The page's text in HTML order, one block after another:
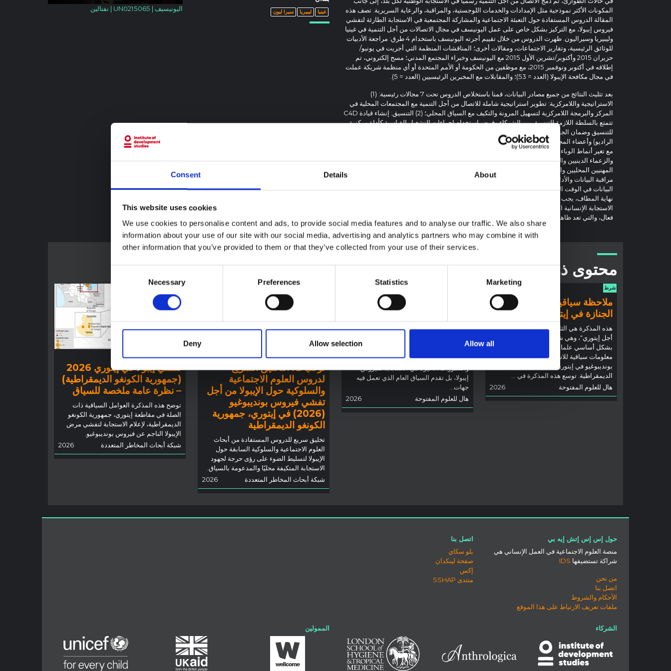
Consent Details About
This website uses cookies
We use cookies to personalise content and ads, to provide social media features and to analyse our traffic. We also share
information about your use of our site with our social media, advertising and analytics partners who may combine it with
other information that you’ve provided to them or that they’ve collected from your use of their services.
Selection
Necessary Preferences Statistics Marketing
Deny Allow selection Allow all
المكونات الأكثر نموذجية مثل الإمدادات والخدمات اللوجستية، والمراقبة، والرعاية السريرية. تصف هذه
المقالة الدروس المستفادة حول التعبئة الاجتماعية والمشاركة المجتمعية في الاستجابة الطارئة لتفشي
فيروس إيبولا، مع التركيز بشكل خاص على عمل اليونيسف في مجال الاتصالات من أجل التنمية في غينيا
وليبيريا وسيراليون. ظهرت الدروس من خلال تقييم أجرته اليونيسف باستخدام 4 طرق: مراجعة الأدبيات
للوثائق الرئيسية، وتقارير الاجتماعات، ومقالات أخرى؛ المناقشات المنظمة التي أجريت في يونيو/
حزيران 2015 وأكتوبر/تشرين الأول 2015 مع اليونيسف وخبراء المجتمع المدني؛ مسح إلكتروني، تم
إطلاقه في أكتوبر ونوفمبر 2015، مع موظفين من الحكومة أو الأمم المتحدة أو أي منظمة شريكة عملت
في مجال مكافحة الإيبولا (العدد = 53)؛ والمقابلات مع المخبرين الرئيسيين (العدد = 5).
بعد تثليث النتائج من جميع مصادر البيانات، قمنا باستخلاص الدروس تحت 7 مجالات رئيسية: (1)
الاستراتيجية واللامركزية: تطوير استراتيجية شاملة للاتصال من أجل التنمية مع المجتمعات المحلية في
المركز والبرمجة اللامركزية لتسهيل المرونة والتكيف مع السياق المحلي؛ (2) التنسيق: إنشاء قيادة C4D
تتمتع بالسلطة اللازمة للتنسيق بين الشركاء وفرض استخدام إجراءات التشغيل القياسية كأداة مركزية
مع تغير أنماط الوباء بمرور الوقت؛ (5) الشراكات: الاستثمار في شراكات استراتيجية مع المجتمع
والزعماء الدينيين والصحفيين ومحطات الراديو والمنظمات الشريكة؛ (6) بناء القدرات: دعم شبكة من
مراقبة البيانات والأداء: إنشاء عملية واضحة للاتصال من أجل التنمية ومؤشرات التأثير والسعي لتحليل
البيانات في الوقت الفعلي وتقديم ردود فعل سريعة للمجتمعات والسلطات لإرشاد عملية صنع القرار. في
نهاية المطاف، يجب وضع الاتصالات والمشاركة المجتمعية والتعبئة الاجتماعية رسميًا ضمن هيكل
الاستجابة الإنسانية العالمية مع التمويل المناسب لدعم حالات الطوارئ الصحية العامة المستقبلية بشكل
فعال، والتي تعد ظاهرة اجتماعية بقدر ما هي ظاهرة صحية.
غينيا ليبيريا سيرا ليون اليونيسيف | UN0215065 | نفتالين
محتوى ذو صلة
شرط
ملاحظة سياقية: ممارسات
الجنازة في إيتوري
هذه المذكرة هي الثانية التي ينتجها "التجمع من
أجل إيتوري"، وهي شبكة غير رسمية يقودها
بشكل أساسي علماء اجتماعيون يقدمون
معلومات سياقية للاستجابة لتفشي إيبولا
بونديبوغيو في إيتوري، شرق جمهورية الكونغو
الديمقراطية. توسع هذه المذكرة في ...
هال للعلوم المفتوحة
2026
ملاحظة سياقية حول تفشي
إيبولا بونديبوغيو في إيتوري
(2026)
تقدم هذه المذكرة خلفية سياقية حول مقاطعة
إيتوري، التي تتأثر حاليًا بتفشي فيروس إيبولا
بوندييبوغيو. لا تتناول المذكرة مباشرة الأخبار
والتطورات الأخيرة في الاستجابة لفيروس
إيبولا، بل تقدم السياق العام الذي تعمل فيه
جهات...
هال للعلوم المفتوحة
2026
توصيات: التخليق السريع
لدروس العلوم الاجتماعية
والسلوكية حول الإيبولا من أجل
تفشي فيروس بونديبوغيو
(2026) في إيتوري، جمهورية
الكونغو الديمقراطية
تخليق سريع للدروس المستفادة من أبحاث
العلوم الاجتماعية والسلوكية السابقة حول
الإيبولا لتسليط الضوء على رؤى حرجة لجهود
الاستجابة المتكيفة محليًا والمدعومة بالسياق.
شبكة أبحاث المخاطر المتعددة
2026
تفشي إيبولا في إيتوري 2026
(جمهورية الكونغو الديمقراطية)
– نظرة عامة ملخصة للسياق
توضح هذه المذكرة العوامل السياقية ذات
الصلة في مقاطعة إيتوري، جمهورية الكونغو
الديمقراطية، لإعلام الاستجابة لتفشي مرض
الإيبولا الناجم عن فيروس بونديبوغيو.
شبكة أبحاث المخاطر المتعددة
2026
حول إس إس إتش إيه بي
منصة العلوم الاجتماعية في العمل الإنساني هي
شراكة تستضيفها IDS
من نحن
اتصل بنا
الأحكام والشروط
ملفات تعريف الارتباط على هذا الموقع
اتصل بنا
بلو سكاي
صفحة لينكدان
إكس
منتدى SSHAP
الشركاء الممولين